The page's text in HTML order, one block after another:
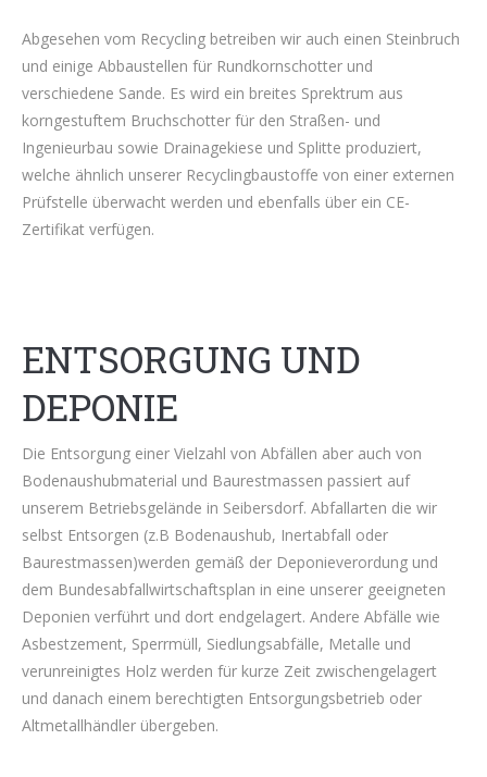
Abgesehen vom Recycling betreiben wir auch einen Steinbruch
und einige Abbaustellen für Rundkornschotter und
verschiedene Sande. Es wird ein breites Sprektrum aus
korngestuftem Bruchschotter für den Straßen- und
Ingenieurbau sowie Drainagekiese und Splitte produziert,
welche ähnlich unserer Recyclingbaustoffe von einer externen
Prüfstelle überwacht werden und ebenfalls über ein CE-
Zertifikat verfügen.
ENTSORGUNG UND
DEPONIE
Die Entsorgung einer Vielzahl von Abfällen aber auch von
Bodenaushubmaterial und Baurestmassen passiert auf
unserem Betriebsgelände in Seibersdorf. Abfallarten die wir
selbst Entsorgen (z.B Bodenaushub, Inertabfall oder
Baurestmassen)werden gemäß der Deponieverordung und
dem Bundesabfallwirtschaftsplan in eine unserer geeigneten
Deponien verführt und dort endgelagert. Andere Abfälle wie
Asbestzement, Sperrmüll, Siedlungsabfälle, Metalle und
verunreinigtes Holz werden für kurze Zeit zwischengelagert
und danach einem berechtigten Entsorgungsbetrieb oder
Altmetallhändler übergeben.